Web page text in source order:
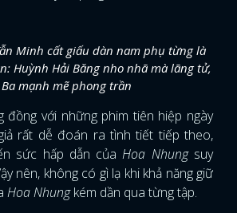
Minh cất giấu dàn nam phụ từng là
Huỳnh Hải Băng nho nhã mà lãng tử,
Ba mạnh mẽ phong trần
đồng với những phim tiên hiệp ngày
rất dễ đoán ra tình tiết tiếp theo,
sức hấp dẫn củaHoa Nhungsuy
nên, không có gì lạ khi khả năng giữ
Hoa Nhungkém dần qua từng tập.